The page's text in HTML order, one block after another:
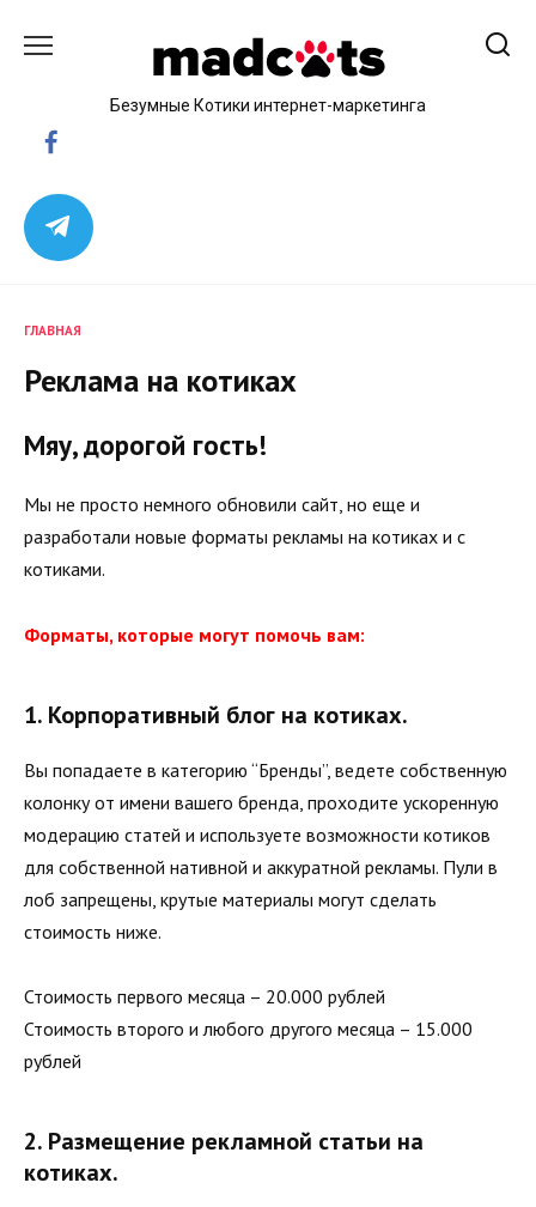
Безумные Котики интернет-маркетинга
ГЛАВНАЯ
Реклама на котиках
Мяу, дорогой гость!
Мы не просто немного обновили сайт, но еще и
разработали новые форматы рекламы на котиках и с
котиками.
Форматы, которые могут помочь вам:
1. Корпоративный блог на котиках.
Вы попадаете в категорию “Бренды”, ведете собственную
колонку от имени вашего бренда, проходите ускоренную
модерацию статей и используете возможности котиков
для собственной нативной и аккуратной рекламы. Пули в
лоб запрещены, крутые материалы могут сделать
стоимость ниже.
Стоимость первого месяца – 20.000 рублей
Стоимость второго и любого другого месяца – 15.000
рублей
2. Размещение рекламной статьи на
котиках.